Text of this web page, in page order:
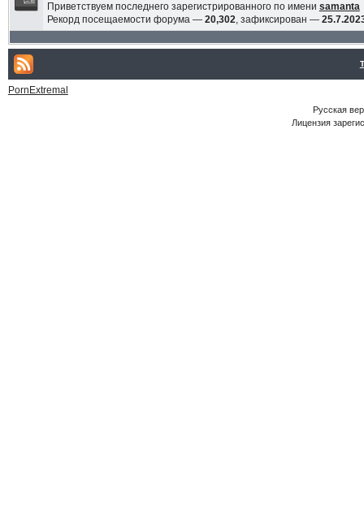
Приветствуем последнего зарегистрированного по имени samanta
Рекорд посещаемости форума — 20,302, зафиксирован —
PornExtremal
Русская
Лицензия